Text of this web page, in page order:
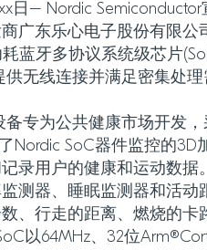
日– Nordic
广东乐心电子股份有限公
蓝牙多协议系统级芯片
无线连接并满足密集处理
备专为公共健康市场开发，
Nordic SoC器件监控的3D
录用户的健康和运动数据
测器、睡眠监测器和活动
、行走的距离、燃烧的卡
以64MHz、32位